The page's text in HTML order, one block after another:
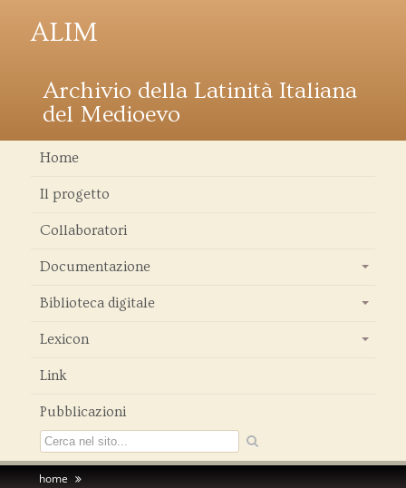
ALIM
Archivio della Latinità Italiana
del Medioevo
Home
Il progetto
Collaboratori
Documentazione
Biblioteca digitale
Lexicon
Link
Pubblicazioni
home